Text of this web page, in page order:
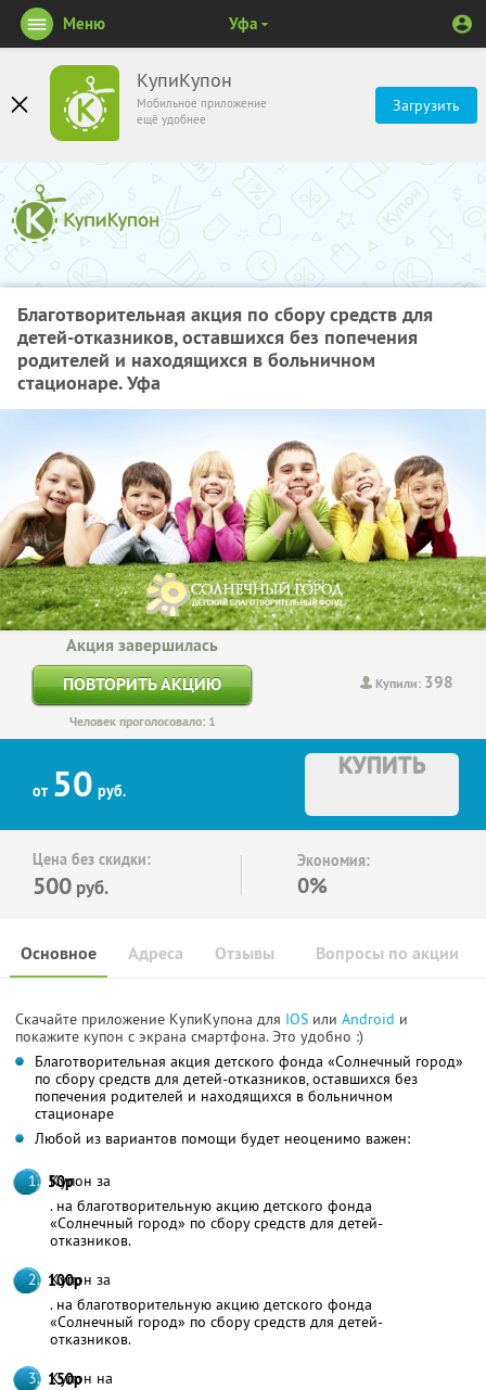
КупиКупон
Мобильное приложение
ещё удобнее
Загрузить
Меню Уфа
Благотворительная акция по сбору средств для
детей-отказников, оставшихся без попечения
родителей и находящихся в больничном
стационаре. Уфа
Купили: 398
Акция завершилась
ПОВТОРИТЬ АКЦИЮ
Человек проголосовало: 1
от 50 руб.
КУПИТЬ
Цена без скидки:
500 руб.
Экономия:
0%
Основное Отзывы Вопросы по акции
Адреса
Скачайте приложение КупиКупона для IOS или Android и
покажите купон с экрана смартфона. Это удобно :)
Благотворительная акция детского фонда «Солнечный город»
по сбору средств для детей-отказников, оставшихся без
попечения родителей и находящихся в больничном
стационаре
Любой из вариантов помощи будет неоценимо важен:
Купон за
50р
. на благотворительную акцию детского фонда
«Солнечный город» по сбору средств для детей-
отказников.
Купон за
100р
. на благотворительную акцию детского фонда
«Солнечный город» по сбору средств для детей-
отказников.
Купон на
150р